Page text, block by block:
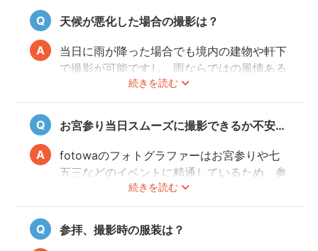
前のご自宅や参拝後のお食事会など想い出に
残る記念写真を撮影できます。
天候が悪化した場合の撮影は？
続きを読む
当日に雨が降った場合でも境内の建物や軒下
で撮影が可能ですし、雨ならではの風情ある
写真にも仕上がります。
また、撮影の実施が難しいと判断される天候
不良の場合、事前にフォトグラファーと決行
もしくは日時変更を相談してください。
日時変更方法はこちらをご参照ください。
お宮参り当日スムーズに撮影できるか不安…
続きを読む
fotowaのフォトグラファーはお宮参りや七
五三などのイベントに精通しているため、参
拝や家族団欒を乱すことなくスムーズに撮影
することができます。
参拝、撮影時の服装は？